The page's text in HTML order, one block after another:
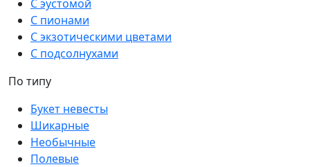
С эустомой
С пионами
С экзотическими цветами
С подсолнухами
По типу
Букет невесты
Шикарные
Необычные
Полевые